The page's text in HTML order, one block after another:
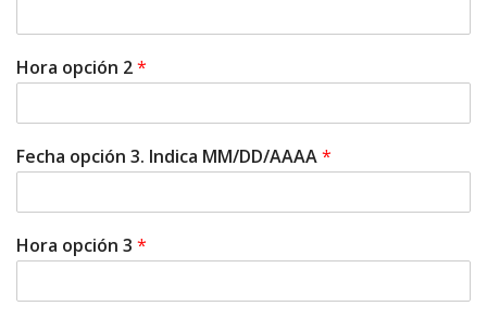
Hora opción 2*
Fecha opción 3. Indica MM/DD/AAAA*
Hora opción 3 *